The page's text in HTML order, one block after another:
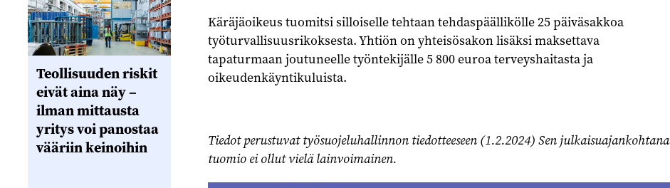
Käräjäoikeus tuomitsi silloiselle tehtaan tehdaspäällikölle 25 päiväsakkoa
työturvallisuusrikoksesta. Yhtiön on yhteisösakon lisäksi maksettava
tapaturmaan joutuneelle työntekijälle 5 800 euroa terveyshaitasta ja
oikeudenkäyntikuluista.
Tiedot perustuvat työsuojeluhallinnon tiedotteeseen (1.2.2024) Sen julkaisuajankohtana
tuomio ei ollut vielä lainvoimainen.
Teollisuuden riskit
eivät aina näy –
ilman mittausta
yritys voi panostaa
vääriin keinoihin